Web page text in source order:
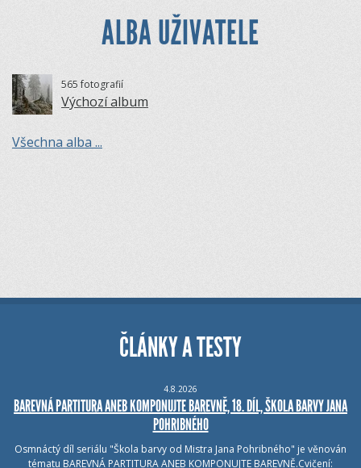
ALBA UŽIVATELE
565 fotografií
Výchozí album
Všechna alba ...
ČLÁNKY A TESTY
4.8.2026
BAREVNÁ PARTITURA ANEB KOMPONUJTE BAREVNĚ, 18. DÍL, ŠKOLA BARVY JANA
POHRIBNÉHO
Osmnáctý díl seriálu "Škola barvy od Mistra Jana Pohribného" je věnován
tématu BAREVNÁ PARTITURA ANEB KOMPONUJTE BAREVNĚ.Cvičení: